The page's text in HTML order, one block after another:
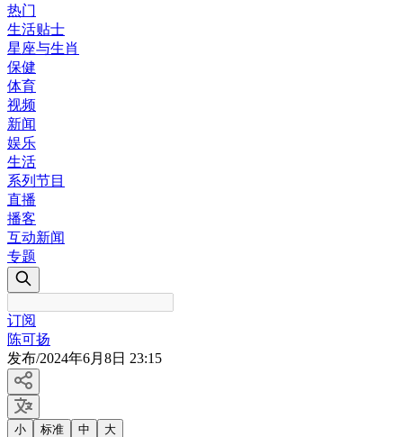
热门
生活贴士
星座与生肖
保健
体育
视频
新闻
娱乐
生活
系列节目
直播
播客
互动新闻
专题
订阅
陈可扬
发布/2024年6月8日 23:15
小 标准 中 大